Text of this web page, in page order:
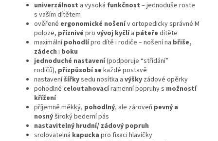
univerzálnost a vysoká funkčnost – jednoduše roste
s vaším dítětem
ověřené ergonomické nošenív ortopedicky správné M
poloze, příznivé pro vývoj kyčlí a páteře dítěte
maximální pohodlípro dítě i rodiče – nošení na břiše,
zádech i boku
jednoduché nastavení(podporuje “střídání”
rodičů), přizpůsobí se každé postavě
nastavení šířkysedu nosítka a výšky zádové opěrky
pohodlné celoutahovacíramenní popruhy s možností
křížení
příjemně měkký, pohodlný, ale zároveň pevný a
nosnýširoký bederní pás
nastavitelný hrudní/ zádový popruh
srolovatelná kapucka pro fixaci hlavičky